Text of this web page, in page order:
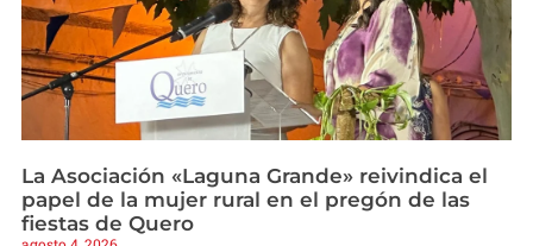
La Asociación «Laguna Grande» reivindica el
papel de la mujer rural en el pregón de las
fiestas de Quero